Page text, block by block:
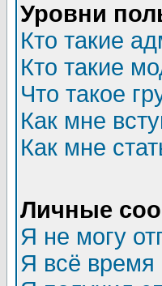
Уровни
Кто такие
Кто такие
Что такое
Как мне
Как мне
Личные
Я не могу
Я всё